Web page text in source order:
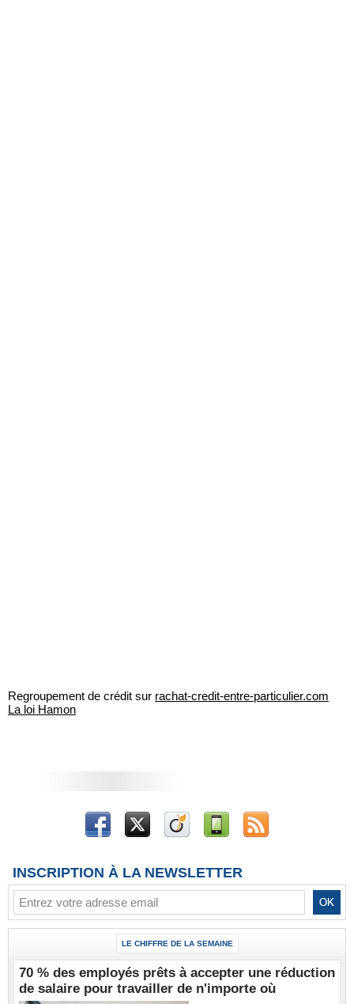
Regroupement de crédit sur rachat-credit-entre-particulier.com
La loi Hamon
INSCRIPTION À LA NEWSLETTER
LE CHIFFRE DE LA SEMAINE
70 % des employés prêts à accepter une réduction
de salaire pour travailler de n'importe où